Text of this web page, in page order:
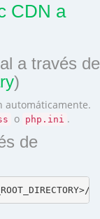
CDN a
a través de
)
automáticamente.
o php.ini .
de